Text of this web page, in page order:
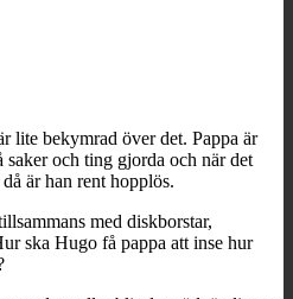
lite bekymrad över det. Pappa är
och ting gjorda och när det
är han rent hopplös.
med diskborstar,
ska Hugo få pappa att inse hur